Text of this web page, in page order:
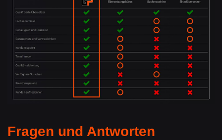
Fragen und Antworten